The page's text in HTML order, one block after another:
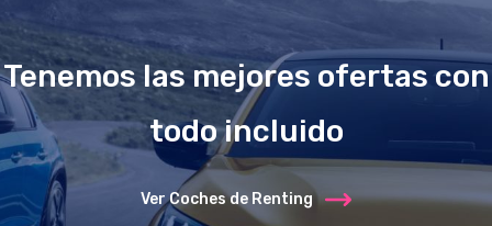
Tenemos las mejores ofertas con
todo incluido
Ver Coches de Renting